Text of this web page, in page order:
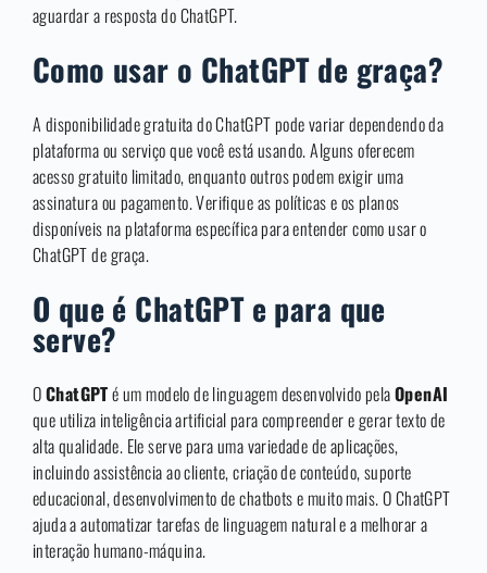
aguardar a resposta do ChatGPT.
Como usar o ChatGPT de graça?
A disponibilidade gratuita do ChatGPT pode variar dependendo da
plataforma ou serviço que você está usando. Alguns oferecem
acesso gratuito limitado, enquanto outros podem exigir uma
assinatura ou pagamento. Verifique as políticas e os planos
disponíveis na plataforma específica para entender como usar o
ChatGPT de graça.
O que é ChatGPT e para que
serve?
OChatGPTé um modelo de linguagem desenvolvido pelaOpenAI
que utiliza inteligência artificial para compreender e gerar texto de
alta qualidade. Ele serve para uma variedade de aplicações,
incluindo assistência ao cliente, criação de conteúdo, suporte
educacional, desenvolvimento de chatbots e muito mais. O ChatGPT
ajuda a automatizar tarefas de linguagem natural e a melhorar a
interação humano-máquina.